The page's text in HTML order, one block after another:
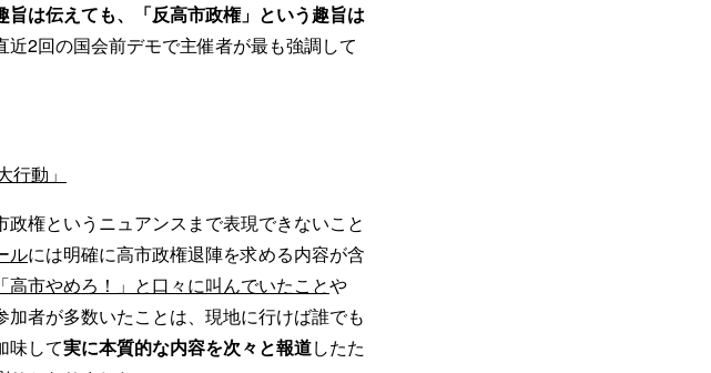
旨は伝えても、「反高市政権」という趣旨は
2回の国会前デモで主催者が最も強調して
動」
権というニュアンスまで表現できないこと
ルには明確に高市政権退陣を求める内容が含
市やめろ！」と口々に叫んでいたことや
加者が多数いたことは、現地に行けば誰でも
味して実に本質的な内容を次々と報道したた